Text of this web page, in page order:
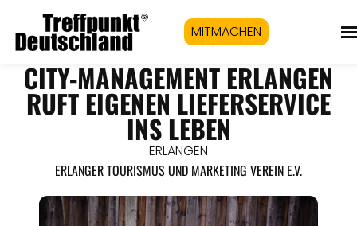
MITMACHEN
CITY-MANAGEMENT ERLANGEN
RUFT EIGENEN LIEFERSERVICE
INS LEBEN
ERLANGEN
ERLANGER TOURISMUS UND MARKETING VEREIN E.V.